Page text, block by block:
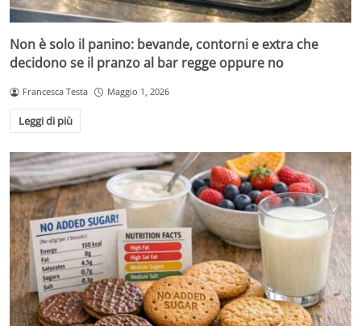
Non è solo il panino: bevande, contorni e extra che
decidono se il pranzo al bar regge oppure no
Francesca Testa Maggio 1, 2026
Leggi di più